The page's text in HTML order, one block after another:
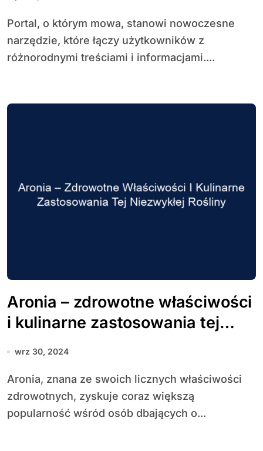
Portal, o którym mowa, stanowi nowoczesne
narzędzie, które łączy użytkowników z
różnorodnymi treściami i informacjami....
Aronia – zdrowotne właściwości
i kulinarne zastosowania tej
niezwykłej rośliny
wrz 30, 2024
Aronia, znana ze swoich licznych właściwości
zdrowotnych, zyskuje coraz większą
popularność wśród osób dbających o...